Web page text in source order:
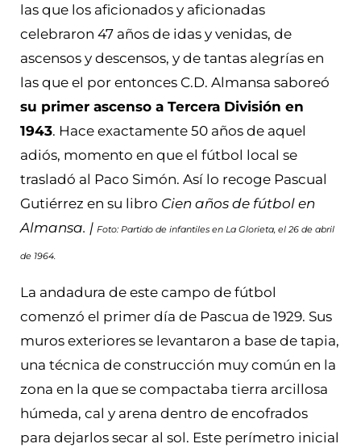
las que los aficionados y aficionadas
celebraron 47 años de idas y venidas, de
ascensos y descensos, y de tantas alegrías en
las que el por entonces C.D. Almansa saboreó
su primer ascenso a Tercera División en
1943. Hace exactamente 50 años de aquel
adiós, momento en que el fútbol local se
trasladó al Paco Simón. Así lo recoge Pascual
Gutiérrez en su libro Cien años de fútbol en
Almansa. | Foto: Partido de infantiles en La Glorieta, el 26 de abril
de 1964.
La andadura de este campo de fútbol
comenzó el primer día de Pascua de 1929. Sus
muros exteriores se levantaron a base de tapia,
una técnica de construcción muy común en la
zona en la que se compactaba tierra arcillosa
húmeda, cal y arena dentro de encofrados
para dejarlos secar al sol. Este perímetro inicial